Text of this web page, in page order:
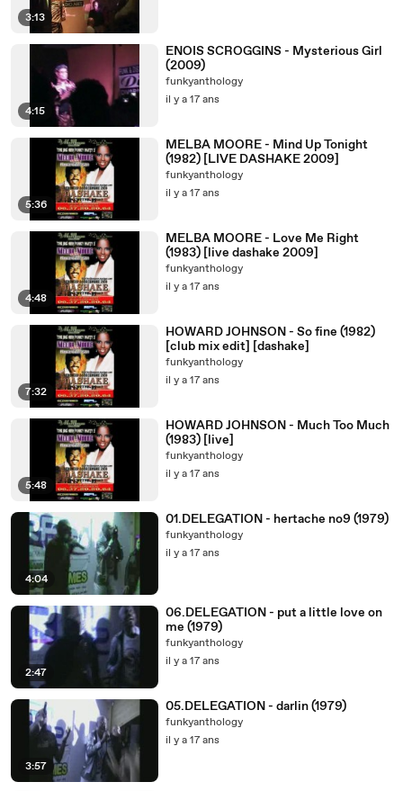
3:13
4:15
ENOIS SCROGGINS - Mysterious Girl
(2009)
funkyanthology
il y a 17 ans
5:36
MELBA MOORE - Mind Up Tonight
(1982) [LIVE DASHAKE 2009]
funkyanthology
il y a 17 ans
4:48
MELBA MOORE - Love Me Right
(1983) [live dashake 2009]
funkyanthology
il y a 17 ans
7:32
HOWARD JOHNSON - So fine (1982)
[club mix edit] [dashake]
funkyanthology
il y a 17 ans
5:48
HOWARD JOHNSON - Much Too Much
(1983) [live]
funkyanthology
il y a 17 ans
4:04
01.DELEGATION - hertache no9 (1979)
funkyanthology
il y a 17 ans
2:47
06.DELEGATION - put a little love on
me (1979)
funkyanthology
il y a 17 ans
3:57
05.DELEGATION - darlin (1979)
funkyanthology
il y a 17 ans